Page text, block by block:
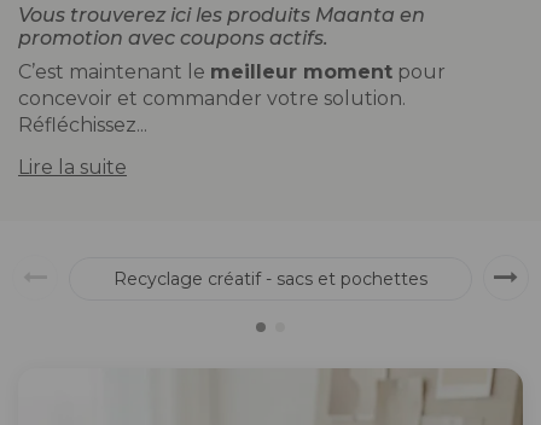
Vous trouverez ici les produits Maanta en
promotion avec coupons actifs.
C’est maintenant le meilleur moment pour
concevoir et commander votre solution.
Réfléchissez...
Lire la suite
Recyclage créatif - sacs et pochettes